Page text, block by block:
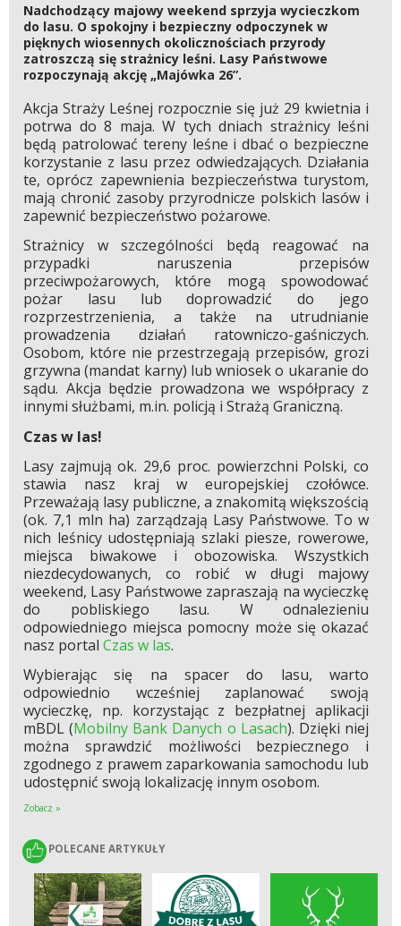
Nadchodzący majowy weekend sprzyja wycieczkom
do lasu. O spokojny i bezpieczny odpoczynek w
pięknych wiosennych okolicznościach przyrody
zatroszczą się strażnicy leśni. Lasy Państwowe
rozpoczynają akcję „Majówka 26”.
Akcja Straży Leśnej rozpocznie się już 29 kwietnia i
potrwa do 8 maja. W tych dniach strażnicy leśni
będą patrolować tereny leśne i dbać o bezpieczne
korzystanie z lasu przez odwiedzających. Działania
te, oprócz zapewnienia bezpieczeństwa turystom,
mają chronić zasoby przyrodnicze polskich lasów i
zapewnić bezpieczeństwo pożarowe.
Strażnicy w szczególności będą reagować na
przypadki naruszenia przepisów
przeciwpożarowych, które mogą spowodować
pożar lasu lub doprowadzić do jego
rozprzestrzenienia, a także na utrudnianie
prowadzenia działań ratowniczo-gaśniczych.
Osobom, które nie przestrzegają przepisów, grozi
grzywna (mandat karny) lub wniosek o ukaranie do
sądu. Akcja będzie prowadzona we współpracy z
innymi służbami, m.in. policją i Strażą Graniczną.
Czas w las!
Lasy zajmują ok. 29,6 proc. powierzchni Polski, co
stawia nasz kraj w europejskiej czołówce.
Przeważają lasy publiczne, a znakomitą większością
(ok. 7,1 mln ha) zarządzają Lasy Państwowe. To w
nich leśnicy udostępniają szlaki piesze, rowerowe,
miejsca biwakowe i obozowiska. Wszystkich
niezdecydowanych, co robić w długi majowy
weekend, Lasy Państwowe zapraszają na wycieczkę
do pobliskiego lasu. W odnalezieniu
odpowiedniego miejsca pomocny może się okazać
nasz portal Czas w las.
Wybierając się na spacer do lasu, warto
odpowiednio wcześniej zaplanować swoją
wycieczkę, np. korzystając z bezpłatnej aplikacji
mBDL (Mobilny Bank Danych o Lasach). Dzięki niej
można sprawdzić możliwości bezpiecznego i
zgodnego z prawem zaparkowania samochodu lub
udostępnić swoją lokalizację innym osobom.
Zobacz »
POLECANE ARTYKUŁY
POLECANE ARTYKUŁY